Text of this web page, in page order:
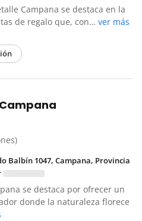
Campana se destaca en la
de regalo que, con… ver más
Balbín 1047, Campana, Provincia
·
se destaca por ofrecer un
donde la naturaleza florece